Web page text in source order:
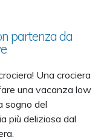
partenza da
Una crociera
una vacanza low
sogno del
più deliziosa dal